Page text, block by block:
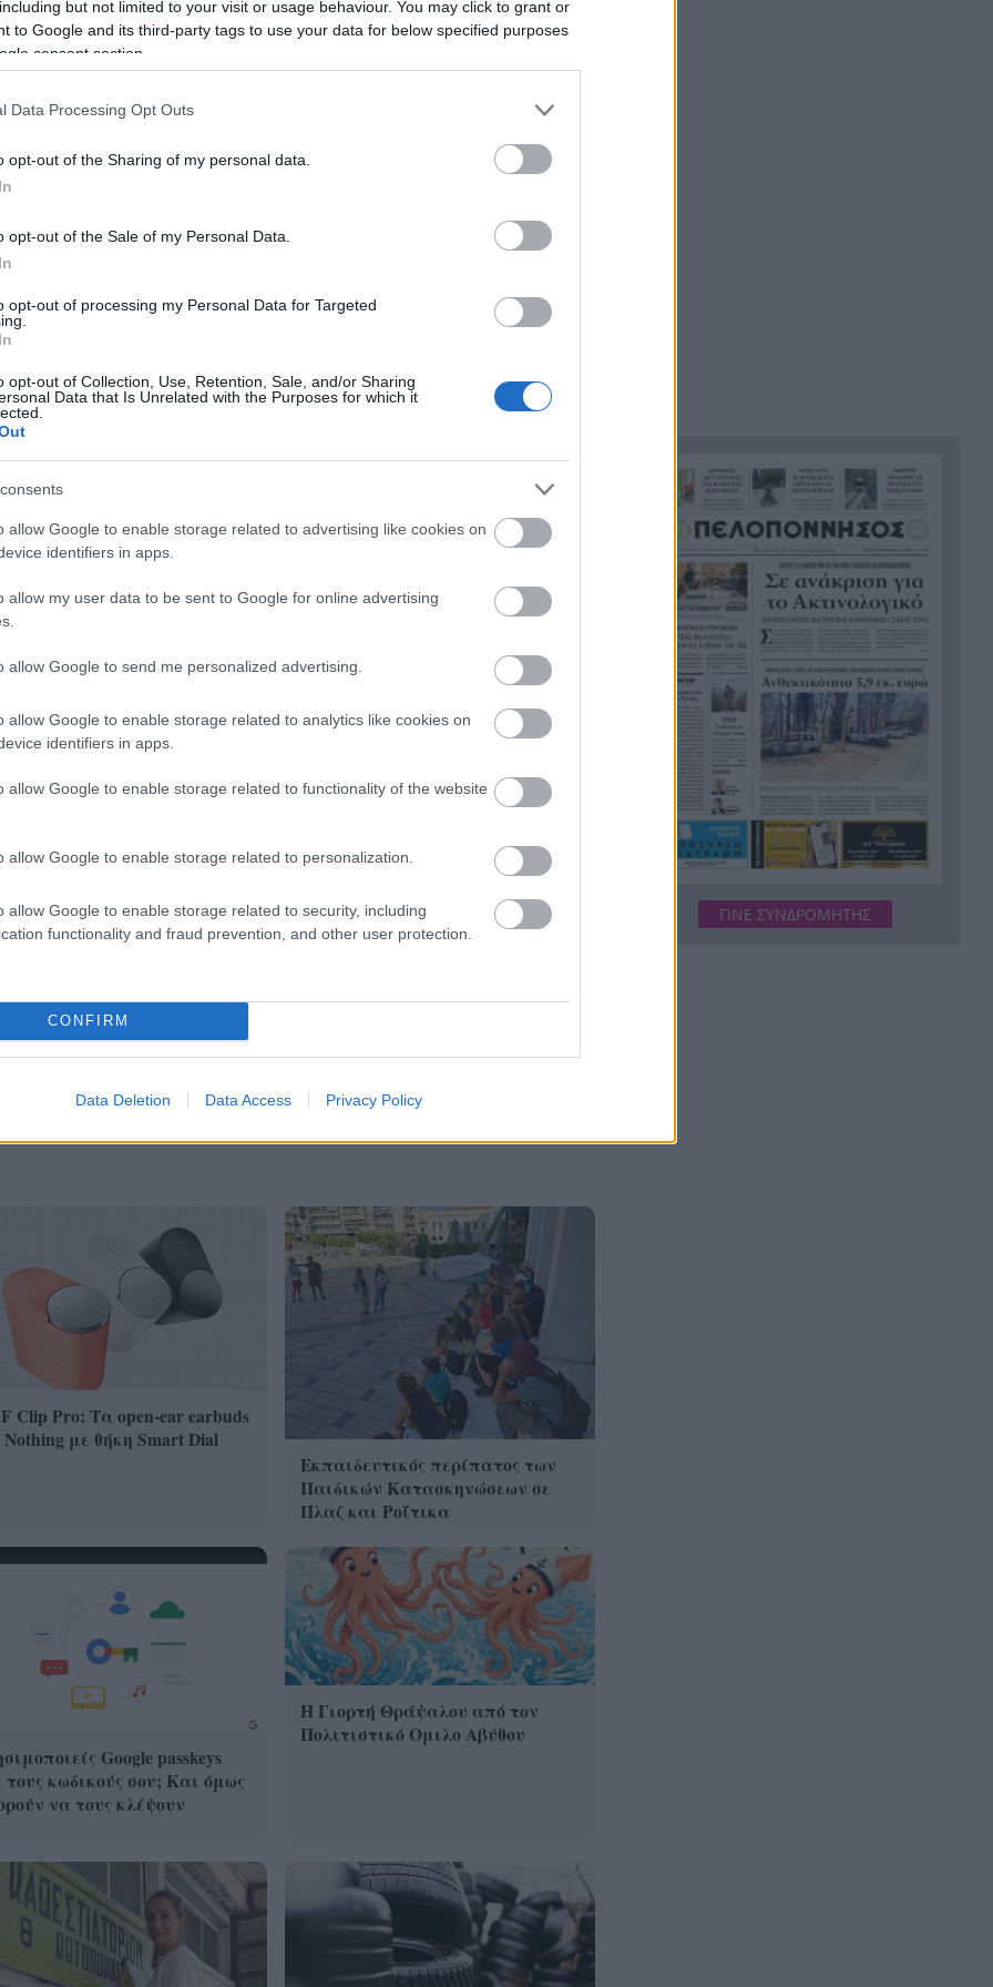
but not limited to your visit or usage behaviour. You may click to grant or
to Google and its third-party tags to use your data for below specified purposes
consent section.
Data Processing Opt Outs
opt-out of the Sharing of my personal data.
opt-out of the Sale of my Personal Data.
opt-out of processing my Personal Data for Targeted
opt-out of Collection, Use, Retention, Sale, and/or Sharing
Data that Is Unrelated with the Purposes for which it
allow Google to enable storage related to advertising like cookies on
identifiers in apps.
allow my user data to be sent to Google for online advertising
allow Google to send me personalized advertising.
allow Google to enable storage related to analytics like cookies on
identifiers in apps.
allow Google to enable storage related to functionality of the website
allow Google to enable storage related to personalization.
allow Google to enable storage related to security, including
functionality and fraud prevention, and other user protection.
CONFIRM
Data Deletion Data Access Privacy Policy
elements that suggest that the Russian Navy is active again in the
with 🇺🇸CSG 10? Interesting spot of a ~134M warship 4.6km south
of them). I know the Andrea Doria was with them but she is
20, 2022)pic.twitter.com/JreW8WefbO
σε ανοιχτή γραμμή με τον Πολίτη
παράπονα, καταγγελίες ή ιδέες για τη γειτονιά σου.
τιςειδήσειςστο Bing News και το Google News
Clip Pro: Τα open-ear earbuds
Nothing με θήκη Smart Dial
Εκπαιδευτικός περίπατος των
Παιδικών Κατασκηνώσεων σε
Πλαζ και Ροΐτικα
Google passkeys
τους κωδικούς σου; Και όμως
να τους κλέψουν
Η Γιορτή Θράψαλου από τον
Πολιτιστικό Ομιλο Αβύθου
Ακίνητα κοντά στη θάλασσα:
Πού «χτυπάνε κόκκινο» οι
τιμές στην Πελοπόννησο
Ράλι για τον χρυσό: Έσπασε το
φράγμα των 4.300 δολαρίων
Ιός Δυτικού Νείλου: 65 τα
κρούσματα και 6 οι νεκροί
στην Ελλάδα, 23 νέα
κρούσματα σε μια εβδομάδα
«Καμίνι» η χώρα το
Σαββατοκύριακο: Πού θα
χτυπήσουν 40άρια –
Καμπανάκι για επικίνδυνα
Σοκ στο Μεξικό: Εκτέλεσαν εν
ΓΙΝΕ ΣΥΝΔΡΟΜΗΤΗΣ